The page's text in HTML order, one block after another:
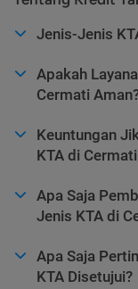
Jenis-Jenis
Apakah
Cermati
Keuntungan
KTA di Cermati
Apa Saja
Jenis KTA di
Apa Saja
KTA Disetujui?